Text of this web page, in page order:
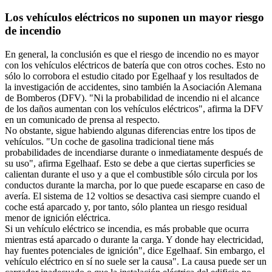
Los vehículos eléctricos no suponen un mayor riesgo
de incendio
En general, la conclusión es que el riesgo de incendio no es mayor
con los vehículos eléctricos de batería que con otros coches. Esto no
sólo lo corrobora el estudio citado por Egelhaaf y los resultados de
la investigación de accidentes, sino también la Asociación Alemana
de Bomberos (DFV). "Ni la probabilidad de incendio ni el alcance
de los daños aumentan con los vehículos eléctricos", afirma la DFV
en un comunicado de prensa al respecto.
No obstante, sigue habiendo algunas diferencias entre los tipos de
vehículos. "Un coche de gasolina tradicional tiene más
probabilidades de incendiarse durante o inmediatamente después de
su uso", afirma Egelhaaf. Esto se debe a que ciertas superficies se
calientan durante el uso y a que el combustible sólo circula por los
conductos durante la marcha, por lo que puede escaparse en caso de
avería. El sistema de 12 voltios se desactiva casi siempre cuando el
coche está aparcado y, por tanto, sólo plantea un riesgo residual
menor de ignición eléctrica.
Si un vehículo eléctrico se incendia, es más probable que ocurra
mientras está aparcado o durante la carga. Y donde hay electricidad,
hay fuentes potenciales de ignición", dice Egelhaaf. Sin embargo, el
vehículo eléctrico en sí no suele ser la causa". La causa puede ser un